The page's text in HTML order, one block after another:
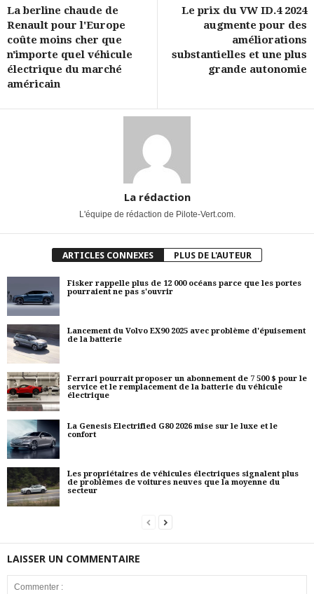
La berline chaude de
Renault pour l'Europe
coûte moins cher que
n'importe quel véhicule
électrique du marché
américain
Le prix du VW ID.4 2024
augmente pour des
améliorations
substantielles et une plus
grande autonomie
La rédaction
L'équipe de rédaction de Pilote-Vert.com.
ARTICLES CONNEXES PLUS DE L'AUTEUR
Fisker rappelle plus de 12 000 océans parce que les portes
pourraient ne pas s'ouvrir
Lancement du Volvo EX90 2025 avec problème d'épuisement
de la batterie
Ferrari pourrait proposer un abonnement de 7 500 $ pour le
service et le remplacement de la batterie du véhicule
électrique
La Genesis Electrified G80 2026 mise sur le luxe et le
confort
Les propriétaires de véhicules électriques signalent plus
de problèmes de voitures neuves que la moyenne du
secteur
LAISSER UN COMMENTAIRE